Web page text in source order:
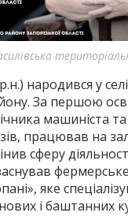
народився у
За першою
машиніста
працював на
сферу
фермерське
яке
і баштанних